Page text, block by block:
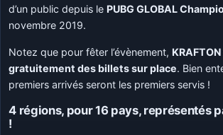
d’un public depuis le PUBG GLOBAL
novembre 2019.
Notez que pour fêter l’évènement,
gratuitement des billets sur place. Bien
premiers arrivés seront les premiers servis !
4 régions, pour 16 pays, représentés
!